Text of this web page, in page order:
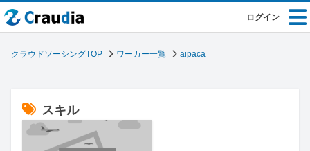
ログイン
クラウドソーシングTOP ワーカー一覧 aipaca
スキル